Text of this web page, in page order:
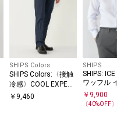
SHIPS Colors
SHIPS Colors:〈接触
冷感〉COOL EXPERI
ENCE(R) イージーケ
￥ 9,460
SHIPS
SHIPS:
ワッフル
ボタンダ
ド シャツ
￥ 9,900
〔40%OFF〕